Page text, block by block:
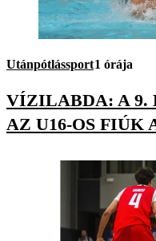
Utánpótlássport1 órája
VÍZILABDA: A 9.
AZ U16-OS FIÚK